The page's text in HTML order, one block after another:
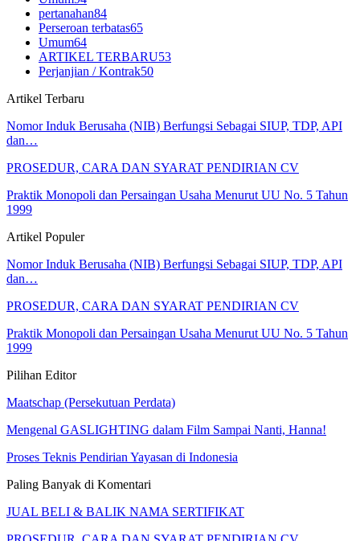
pertanahan84
Perseroan terbatas65
Umum64
ARTIKEL TERBARU53
Perjanjian / Kontrak50
Artikel Terbaru
Nomor Induk Berusaha (NIB) Berfungsi Sebagai SIUP, TDP, API
dan…
PROSEDUR, CARA DAN SYARAT PENDIRIAN CV
Praktik Monopoli dan Persaingan Usaha Menurut UU No. 5 Tahun
1999
Artikel Populer
Nomor Induk Berusaha (NIB) Berfungsi Sebagai SIUP, TDP, API
dan…
PROSEDUR, CARA DAN SYARAT PENDIRIAN CV
Praktik Monopoli dan Persaingan Usaha Menurut UU No. 5 Tahun
1999
Pilihan Editor
Maatschap (Persekutuan Perdata)
Mengenal GASLIGHTING dalam Film Sampai Nanti, Hanna!
Proses Teknis Pendirian Yayasan di Indonesia
Paling Banyak di Komentari
JUAL BELI & BALIK NAMA SERTIFIKAT